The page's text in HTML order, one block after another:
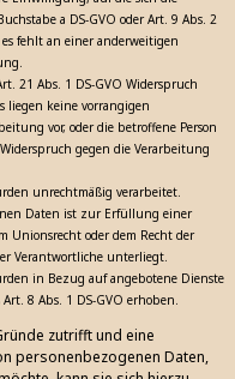
a DS-GVO oder Art. 9 Abs. 2
fehlt an einer anderweitigen
21 Abs. 1 DS-GVO Widerspruch
liegen keine vorrangigen
vor, oder die betroffene Person
gegen die Verarbeitung
unrechtmäßig verarbeitet.
Daten ist zur Erfüllung einer
Unionsrecht oder dem Recht der
Verantwortliche unterliegt.
in Bezug auf angebotene Dienste
8 Abs. 1 DS-GVO erhoben.
zutrifft und eine
personenbezogenen Daten,